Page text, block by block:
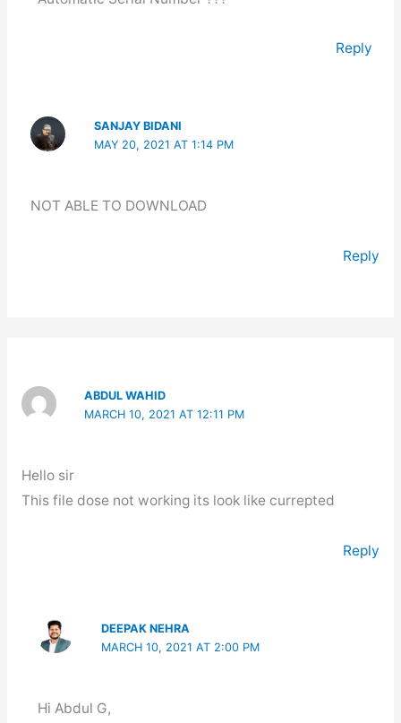
Reply
SANJAY BIDANI
MAY 20, 2021 AT 1:14 PM
NOT ABLE TO DOWNLOAD
Reply
ABDUL WAHID
MARCH 10, 2021 AT 12:11 PM
Hello sir
This file dose not working its look like currepted
Reply
DEEPAK NEHRA
MARCH 10, 2021 AT 2:00 PM
Hi Abdul G,